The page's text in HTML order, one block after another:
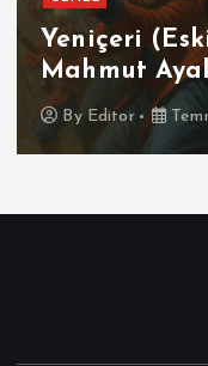
Yeniçeri
Mahmut
By Editor